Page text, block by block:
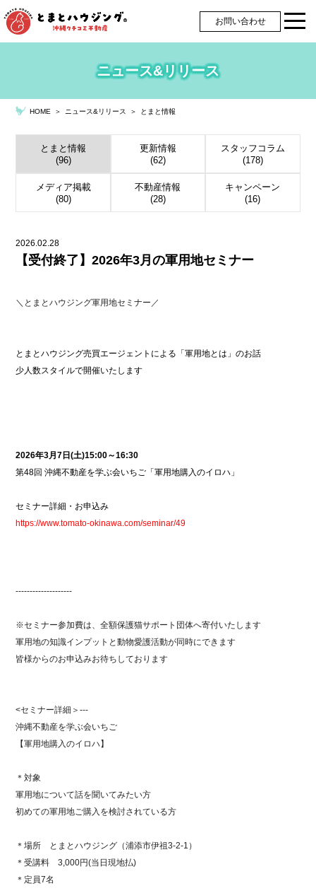
お問い合わせ
ニュース&リリース
HOME ＞ ニュース&リリース ＞ とまと情報
とまと情報
(96)
更新情報
(62)
スタッフコラム
(178)
メディア掲載
(80)
不動産情報
(28)
キャンペーン
(16)
2026.02.28
【受付終了】2026年3月の軍用地セミナー
＼とまとハウジング軍用地セミナー／
とまとハウジング売買エージェントによる「軍用地とは」のお話
少人数スタイルで開催いたします
2026年3月7日(土)15:00～16:30
第48回 沖縄不動産を学ぶ会いちご「軍用地購入のイロハ」
セミナー詳細・お申込み
https://www.tomato-okinawa.com/seminar/49
--------------------
※セミナー参加費は、全額保護猫サポート団体へ寄付いたします
軍用地の知識インプットと動物愛護活動が同時にできます
皆様からのお申込みお待ちしております
<セミナー詳細＞---
沖縄不動産を学ぶ会いちご
【軍用地購入のイロハ】
＊対象
軍用地について話を聞いてみたい方
初めての軍用地ご購入を検討されている方
＊場所 とまとハウジング（浦添市伊祖3-2-1）
＊受講料 3,000円(当日現地払)
＊定員7名